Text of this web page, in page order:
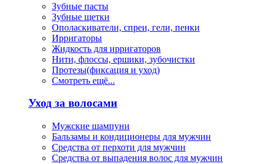
Зубные пасты
Зубные щетки
Ополаскиватели, спреи, гели, пенки
Ирригаторы
Жидкость для ирригаторов
Нити, флосcы, ершики, зубочистки
Протезы(фиксация и уход)
Смотреть ещё...
Уход за волосами
Мужские шампуни
Бальзамы и кондиционеры для мужчин
Средства от перхоти для мужчин
Средства от выпадения волос для мужчин